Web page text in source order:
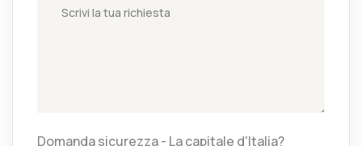
Domanda sicurezza - La capitale d'Italia?